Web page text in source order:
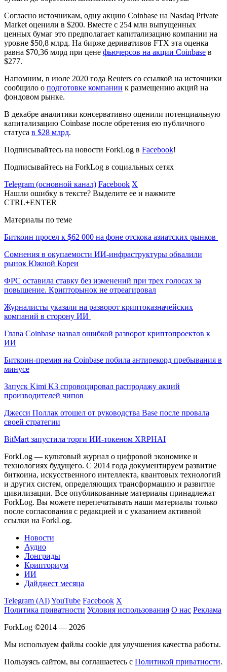
Согласно источникам, одну акцию Coinbase на Nasdaq Private
Market оценили в $200. Вместе с 254 млн выпущенных
ценных бумаг это предполагает капитализацию компании на
уровне $50,8 млрд. На бирже деривативов FTX эта оценка
равна $70,36 млрд при цене фьючерсов на акции Coinbase в
$277.
Напомним, в июле 2020 года Reuters со ссылкой на источники
сообщило о подготовке компании к размещению акций на
фондовом рынке.
В декабре аналитики консервативно оценили потенциальную
капитализацию Coinbase после обретения ею публичного
статуса в $28 млрд.
Подписывайтесь на новости ForkLog в Facebook!
Подписывайтесь на ForkLog в социальных сетях
Telegram (основной канал) Facebook X
Нашли ошибку в тексте? Выделите ее и нажмите
CTRL+ENTER
Материалы по теме
Биткоин просел к $62 000 на фоне отскока азиатских рынков
Сомнения в окупаемости ИИ-инфраструктуры обвалили
рынок Южной Кореи
ФРС оставила ставку без изменений при трех голосах за
повышение. Крипторынок не отреагировал
Журналисты указали на разворот криптоказначейских
компаний в сторону ИИ
Глава Coinbase назвал ошибкой разворот криптопроектов к
ИИ
Биткоин-премия на Coinbase побила антирекорд пребывания в
минусе
Запуск Kimi K3 спровоцировал распродажу акций
производителей чипов
Джесси Поллак отошел от руководства Base после провала
своей стратегии
BitMart запустила торги ИИ-токеном XRPHAI
ForkLog — культовый журнал о цифровой экономике и
технологиях будущего. С 2014 года документируем развитие
биткоина, искусственного интеллекта, квантовых технологий
и других систем, определяющих трансформацию и развитие
цивилизации. Все опубликованные материалы принадлежат
ForkLog. Вы можете перепечатывать наши материалы только
после согласования с редакцией и с указанием активной
ссылки на ForkLog.
Новости
Аудио
Лонгриды
Крипториум
ИИ
Дайджест месяца
Telegram (AI)YouTube Facebook X
Политика приватности Условия использования О нас Реклама
ForkLog ©2014 — 2026
Мы используем файлы cookie для улучшения качества работы.
Пользуясь сайтом, вы соглашаетесь с Политикой приватности.